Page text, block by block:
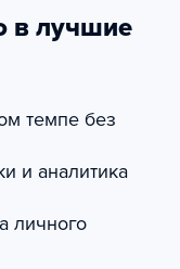
в лучшие
темпе без
и аналитика
личного